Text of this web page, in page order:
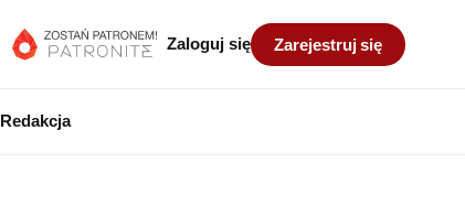
Redakcja
Zaloguj się Zarejestruj się